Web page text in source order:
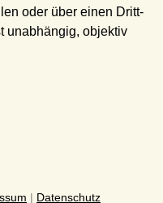
oder über einen Dritt-
unabhängig, objektiv
| Datenschutz